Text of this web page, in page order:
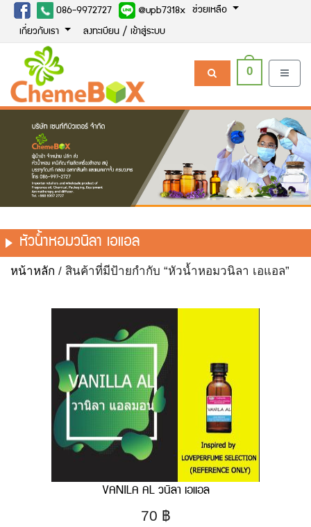
086-9972727 @upb7318x ช่วยเหลือ
เกี่ยวกับเรา ลงทะเบียน / เข้าสู่ระบบ
0
หัวน้ำหอมวนิลา เอแอล
หน้าหลัก / สินค้าที่มีป้ายกำกับ “หัวน้ำหอมวนิลา เอแอล”
VANILA AL วนิลา เอแอล
70 ฿